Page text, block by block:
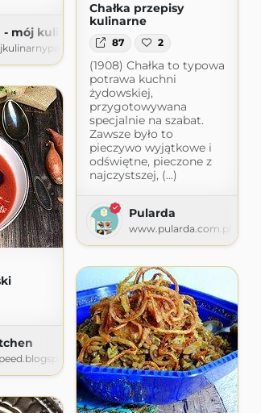
- mój kulinarny pamiętnik
Chałka przepisy
kulinarne
87 2
(1908) Chałka to typowa
potrawa kuchni
żydowskiej,
przygotowywana
specjalnie na szabat.
Zawsze było to
pieczywo wyjątkowe i
odświętne, pieczone z
najczystszej, (...)
Pularda
www.pularda.com.pl